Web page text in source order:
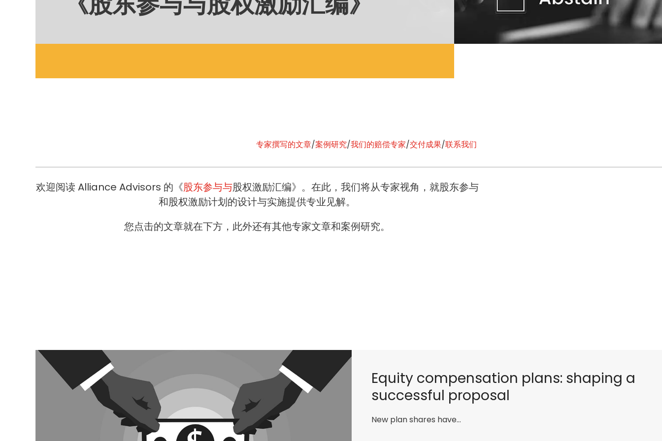
专家撰写的文章/案例研究/我们的赔偿专家/交付成果/联系我们
欢迎阅读 Alliance Advisors 的《股东参与与股权激励汇编》。在此，我们将从专家视角，就股东参与
和股权激励计划的设计与实施提供专业见解。
您点击的文章就在下方，此外还有其他专家文章和案例研究。
Equity compensation plans: shaping a
successful proposal
New plan shares have…